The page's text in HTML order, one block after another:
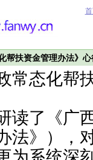
帮扶资金管理办法》
常态化帮
读了《广
法》），